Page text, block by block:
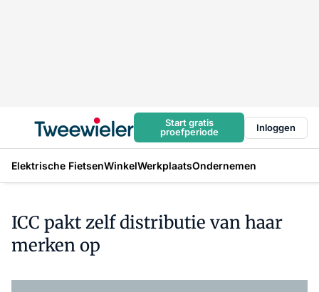
Start gratis
proefperiode
Inloggen
Elektrische FietsenWinkelWerkplaatsOndernemen
ICC pakt zelf distributie van haar
merken op